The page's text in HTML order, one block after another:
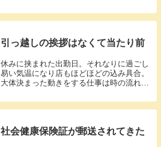
引っ越しの挨拶はなくて当たり前
休みに挟まれた出勤日。それなりに過ごし
易い気温になり店もほどほどの込み具合。
大体決まった動きをする仕事は時の流れに
社会健康保険証が郵送されてきた